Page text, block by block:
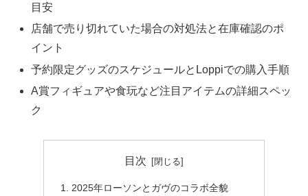
目安
店舗で売り切れていた場合の対処法と在庫確認のポ
イント
予約限定グッズのスケジュールとLoppiでの購入手順
A賞フィギュアや食玩など注目アイテムの詳細スペッ
ク
目次
2025年ローソンとガヴのコラボ全貌